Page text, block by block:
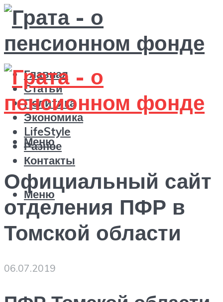
Главная
Статьи
Политика
Экономика
LifeStyle
Разное
Контакты
Меню
Меню
Официальный сайт
отделения ПФР в
Томской области
06.07.2019